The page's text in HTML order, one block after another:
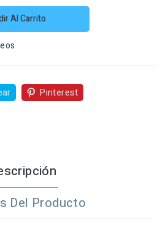
Al Carrito
Pinterest
Del Producto